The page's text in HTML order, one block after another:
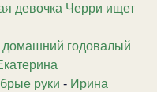
девочка Черри ищет
годовалый
руки - Ирина